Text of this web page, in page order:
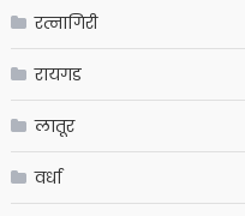
रत्नागिरी
रायगड
लातूर
वर्धा